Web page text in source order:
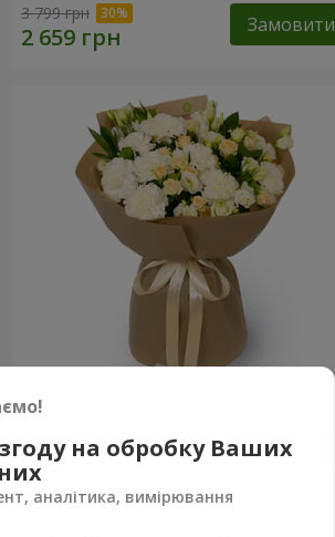
3 799 грн Замовити
2 856 грн Замовити
на обробку Ваших
аналітика, вимірювання